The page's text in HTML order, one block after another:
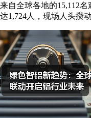
自全球各地的15,112
1,724人，现场人头攒